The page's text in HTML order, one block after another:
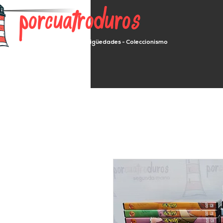
porcuatroduros
Segunda mano - Antigüedades - Coleccionismo